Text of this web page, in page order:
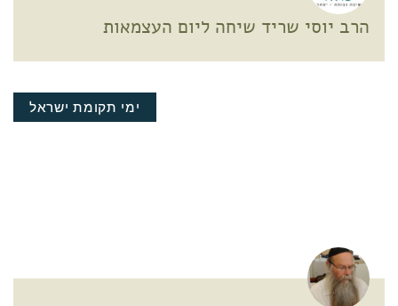
הרב יוסי שריד שיחה ליום העצמאות
ימי תקומת ישראל